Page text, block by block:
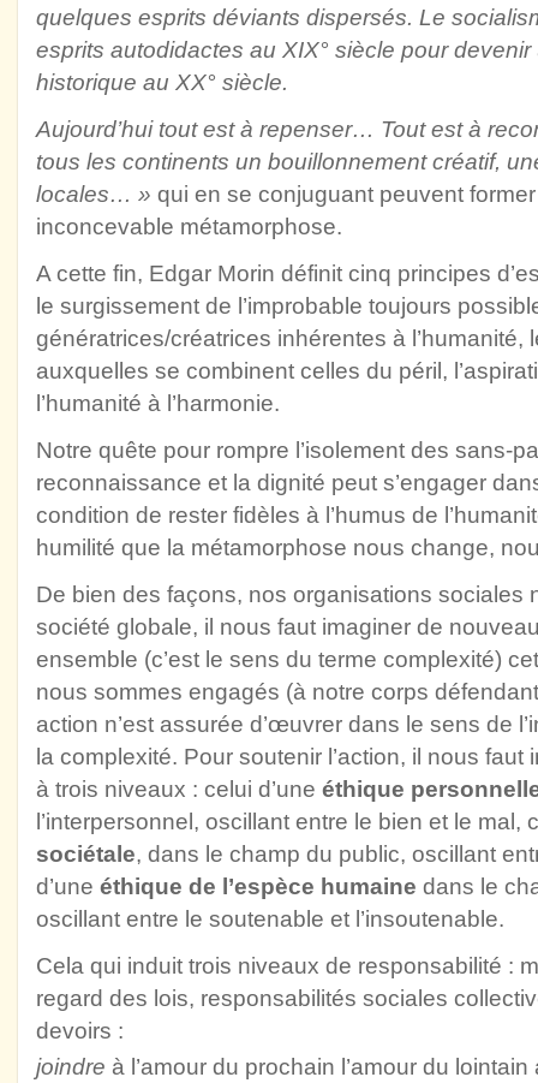
quelques esprits déviants dispersés. Le
esprits autodidactes au XIX° siècle pour
historique au XX° siècle.
Aujourd’hui tout est à repenser… Tout est à
tous les continents un bouillonnement créatif,
locales… » qui en se conjuguant peuvent
inconcevable métamorphose.
A cette fin, Edgar Morin définit cinq principes
le surgissement de l’improbable toujours
génératrices/créatrices inhérentes à l’humanité,
auxquelles se combinent celles du péril,
l’humanité à l’harmonie.
Notre quête pour rompre l’isolement des sans-
reconnaissance et la dignité peut s’engager
condition de rester fidèles à l’humus de
humilité que la métamorphose nous change,
De bien des façons, nos organisations sociales
société globale, il nous faut imaginer de
ensemble (c’est le sens du terme complexité)
nous sommes engagés (à notre corps
action n’est assurée d’œuvrer dans le sens de
la complexité. Pour soutenir l’action, il nous
à trois niveaux : celui d’une éthique
l’interpersonnel, oscillant entre le bien et le mal,
sociétale, dans le champ du public, oscillant
d’une éthique de l’espèce humaine dans le
oscillant entre le soutenable et l’insoutenable.
Cela qui induit trois niveaux de responsabilité :
regard des lois, responsabilités sociales
devoirs :
joindre à l’amour du prochain l’amour du